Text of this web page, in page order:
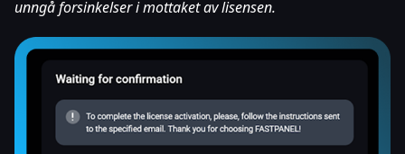
unngå forsinkelser i mottaket av lisensen.